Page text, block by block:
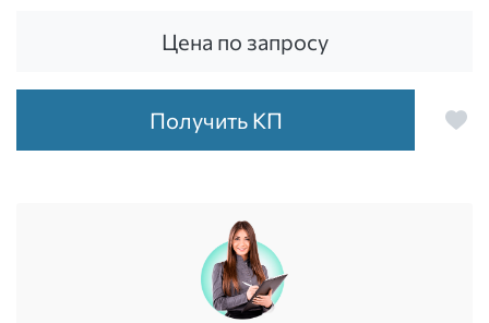
Цена по запросу
Получить КП